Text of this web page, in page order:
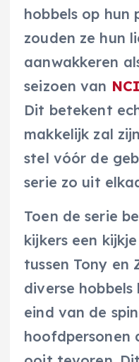
hobbels op hun
zouden ze hun
aanwakkeren
seizoen van
Dit betekent
makkelijk zal
stel vóór de
serie zo uit
Toen de serie
kijkers een
tussen Tony en
diverse
eind van de
hoofdpersonen